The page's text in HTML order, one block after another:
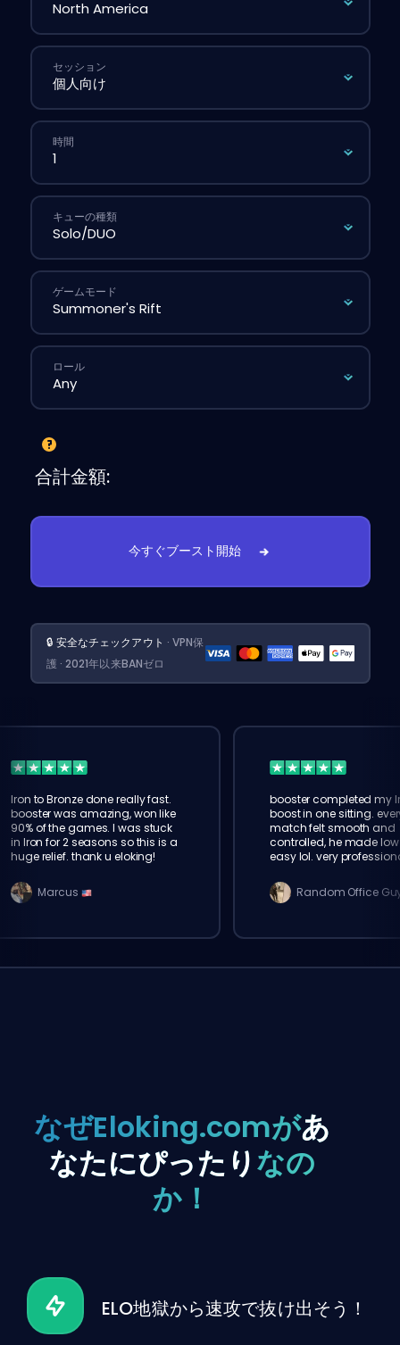
セッション
時間
キューの種類
ゲームモード
ロール
合計金額:
今すぐブースト開始
🔒 安全なチェックアウト · VPN保
護 · 2021年以来BANゼロ
Iron to Bronze done really fast.
booster was amazing, won like
90% of the games. I was stuck
in Iron for 2 seasons so this is a
huge relief. thank u eloking!
Marcus
booster completed my
boost in one sitting.
match felt smooth and
controlled, he made
easy lol. very
Random Office
なぜEloking.comがあ
なたにぴったりなの
か！
ELO地獄から速攻で抜け出そう！